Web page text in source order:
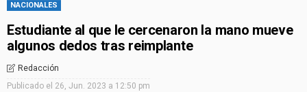
NACIONALES
Estudiante al que le cercenaron la mano mueve
algunos dedos tras reimplante
Redacción
Publicado el 26, Jun. 2023 a 12:50 pm